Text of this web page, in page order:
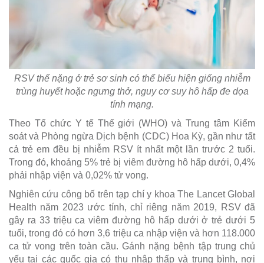
RSV thể nặng ở trẻ sơ sinh có thể biểu hiện giống nhiễm
trùng huyết hoặc ngưng thở, nguy cơ suy hô hấp đe dọa
tính mạng.
Theo Tổ chức Y tế Thế giới (WHO) và Trung tâm Kiểm
soát và Phòng ngừa Dịch bệnh (CDC) Hoa Kỳ, gần như tất
cả trẻ em đều bị nhiễm RSV ít nhất một lần trước 2 tuổi.
Trong đó, khoảng 5% trẻ bị viêm đường hô hấp dưới, 0,4%
phải nhập viện và 0,02% tử vong.
Nghiên cứu công bố trên tạp chí y khoa The Lancet Global
Health năm 2023 ước tính, chỉ riêng năm 2019, RSV đã
gây ra 33 triệu ca viêm đường hô hấp dưới ở trẻ dưới 5
tuổi, trong đó có hơn 3,6 triệu ca nhập viện và hơn 118.000
ca tử vong trên toàn cầu. Gánh nặng bệnh tập trung chủ
yếu tại các quốc gia có thu nhập thấp và trung bình, nơi